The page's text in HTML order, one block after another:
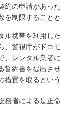
約の申請があっ
を制限すること
ル携帯を利用し
、警視庁がドコ
、レンタル業者
誓約書を提出さ
措置を取るとい
務省による是正